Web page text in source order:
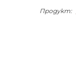
Продукт: